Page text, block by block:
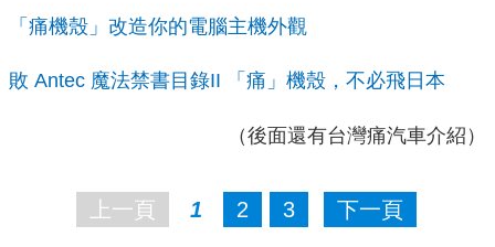
「痛機殼」改造你的電腦主機外觀
敗 Antec 魔法禁書目錄II 「痛」機殼，不必飛日本
（後面還有台灣痛汽車介紹）
上一頁 1 2 3 下一頁